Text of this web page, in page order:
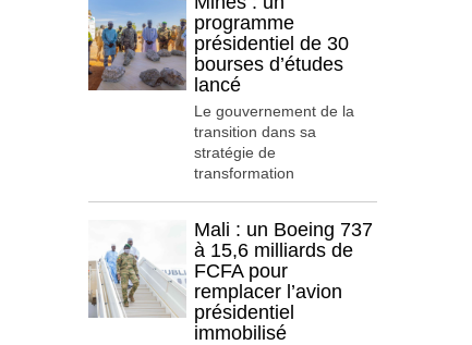
programme
présidentiel de 30
bourses d’études
lancé
Le gouvernement de la
transition dans sa
stratégie de
transformation
Mali : un Boeing 737
à 15,6 milliards de
FCFA pour
remplacer l’avion
présidentiel
immobilisé